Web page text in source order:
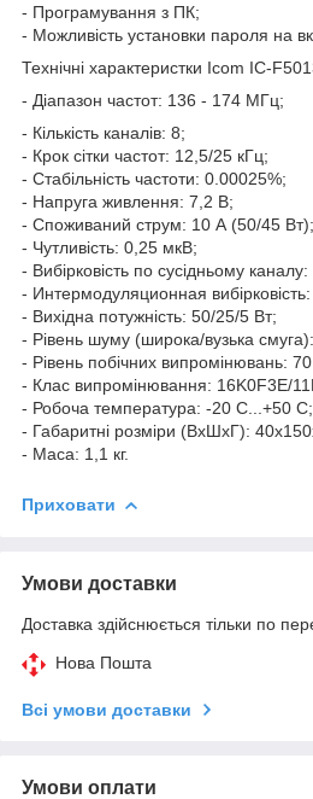
- Програмування з ПК;
- Можливість установки пароля на
Технічні характеристки Icom IC-
- Діапазон частот: 136 - 174 МГц;
- Кількість каналів: 8;
- Крок сітки частот: 12,5/25 кГц;
- Стабільність частоти: 0.00025%;
- Напруга живлення: 7,2 В;
- Споживаний струм: 10 А (50/45 Вт);
- Чутливість: 0,25 мкВ;
- Вибірковість по сусідньому
- Интермодуляционная
- Вихідна потужність: 50/25/5 Вт;
- Рівень шуму (широка/вузька
- Рівень побічних випромінювань:
- Клас випромінювання: 16K0F3E/
- Робоча температура: -20 C...+50 C;
- Габаритні розміри (ВхШхГ):
- Маса: 1,1 кг.
Приховати
Умови доставки
Доставка здійснюється тільки по
Нова Пошта
Всі умови доставки
Умови оплати